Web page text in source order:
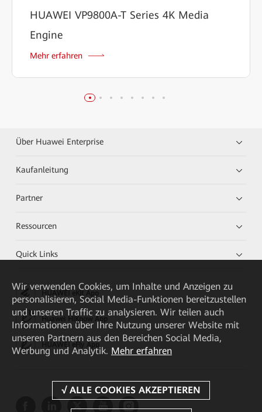
HUAWEI VP9800A-T Series 4K Media
Engine
Mehr erfahren
Über Huawei Enterprise
Kaufanleitung
Partner
Ressourcen
Quick Links
HUAWEI eKit App
Huawei HiKnow App
HUAWEI eFly App
Wir verwenden Cookies, um Inhalte und Anzeigen zu
personalisieren, Social Media-Funktionen bereitzustellen
und unseren Traffic zu analysieren. Wir teilen auch
Informationen über Ihre Nutzung unserer Website mit
unseren Partnern aus den Bereichen Social Media,
Werbung und Analytik. Mehr erfahren